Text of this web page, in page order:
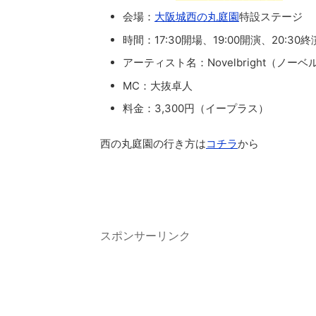
会場： 大阪城西の丸庭園特設ステージ
時間：17:30開場、19:00開演、20:30終
アーティスト名：Novelbright（ノーベ
MC：大抜卓人
料金：3,300円（イープラス）
西の丸庭園の行き方はコチラから
スポンサーリンク